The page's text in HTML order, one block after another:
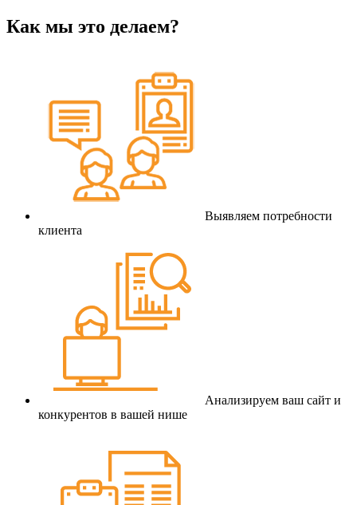
Как мы это делаем?
Выявляем потребности
клиента
Анализируем ваш сайт и
конкурентов в вашей нише